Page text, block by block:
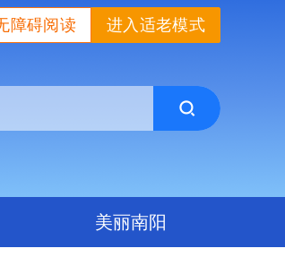
进入适老模式
障碍阅读
美丽南阳